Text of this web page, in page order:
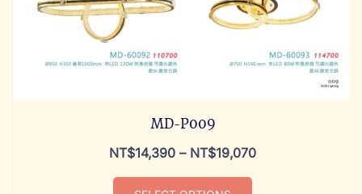
MD-P009
NT$14,390 – NT$19,070